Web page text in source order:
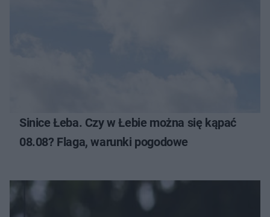
Sinice Łeba. Czy w Łebie można się kąpać
08.08? Flaga, warunki pogodowe